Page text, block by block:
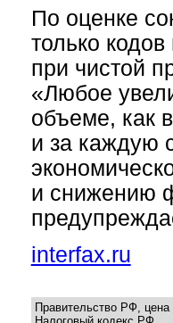
По оценке
только
при чистой
«Любое
объеме, как
и за каждую
и снижению
interfax.ru
Правительство РФ,